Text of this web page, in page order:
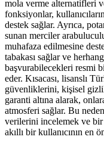
mola verme alternatifleri
fonksiyonlar,
destek sağlar. Ayrıca,
sunan merciler
muhafaza edilmesine
tabakası sağlar ve
başvurabilecekleri resmi
eder. Kısacası, lisanslı
güvenliklerini, kişisel
garanti altına alarak,
atmosferi sağlar. Bu
verilerini incelemek ve
akıllı bir kullanıcının en